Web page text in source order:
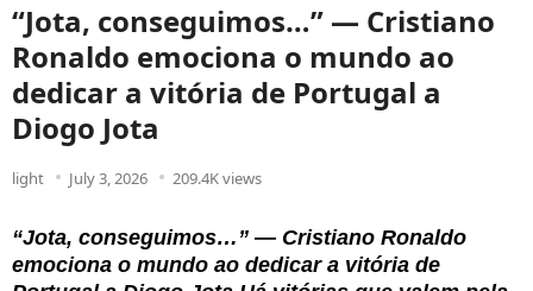
“Jota, conseguimos…” — Cristiano
Ronaldo emociona o mundo ao
dedicar a vitória de Portugal a
Diogo Jota
light July 3, 2026 209.4K views